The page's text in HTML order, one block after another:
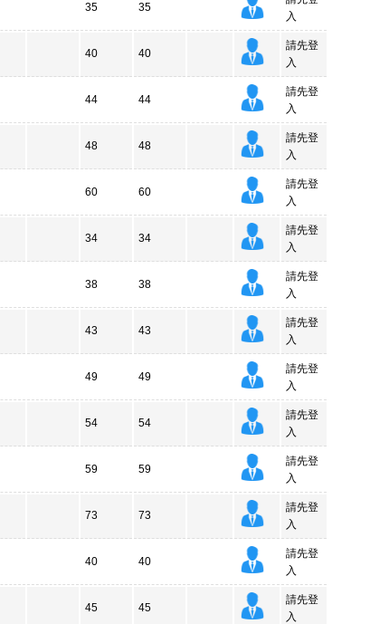
35 35
入
40 40
請先登
入
44 44
請先登
入
48 48
請先登
入
60 60
請先登
入
34 34
請先登
入
38 38
請先登
入
43 43
請先登
入
49 49
請先登
入
54 54
請先登
入
59 59
請先登
入
73 73
請先登
入
40 40
請先登
入
45 45
請先登
入